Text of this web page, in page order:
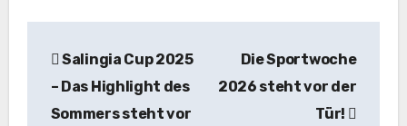
Salingia Cup 2025
– Das Highlight des
Sommers steht vor
Die Sportwoche
2026 steht vor der
Tür!